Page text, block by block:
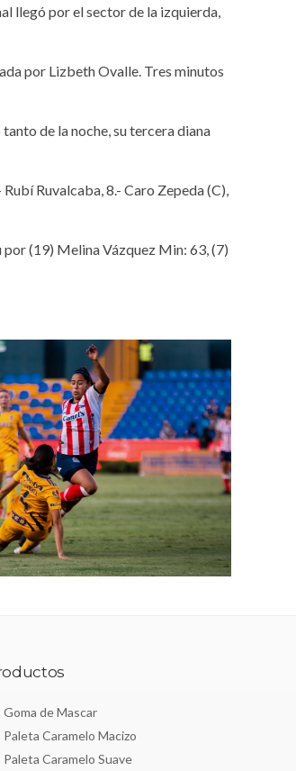
llegó por el sector de la izquierda,
por Lizbeth Ovalle. Tres minutos
de la noche, su tercera diana
Ruvalcaba, 8.- Caro Zepeda (C),
(19) Melina Vázquez Min: 63, (7)
Goma de Mascar
Paleta Caramelo Macizo
Paleta Caramelo Suave